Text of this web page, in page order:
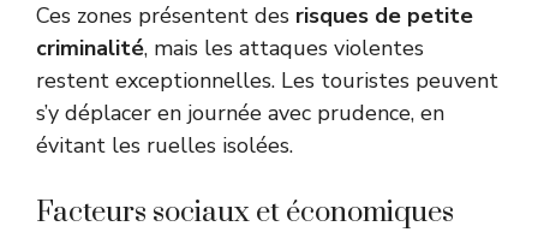
Ces zones présentent des risques de petite
criminalité, mais les attaques violentes
restent exceptionnelles. Les touristes peuvent
s’y déplacer en journée avec prudence, en
évitant les ruelles isolées.
Facteurs sociaux et économiques